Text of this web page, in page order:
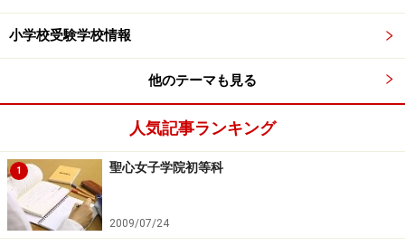
また、学校案内のパンフレットを見ながら話を聞いて、
特に強調された部分は印をつけるようにしたいもの。学
校が力を入れている点、あるいは応募者に望んでいる点
類を作成したり、面接で答える際の手がかりとなるでし
※記事内容は執筆時点のものです。最新の内容をご確認くださ
い。
小学校受験学校情報
他のテーマも見る
人気記事ランキング
1 聖心女子学院初等科
2009/07/24